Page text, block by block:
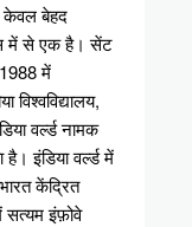
बेहद
में से एक है। सेंट
में
वर्ल्ड नामक
इंडिया वर्ल्ड में
केंद्रित
इंफ़ोवे